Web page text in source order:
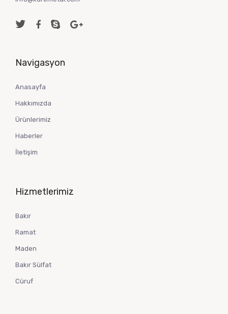
Navigasyon
Anasayfa
Hakkımızda
Ürünlerimiz
Haberler
İletişim
Hizmetlerimiz
Bakır
Ramat
Maden
Bakır Sülfat
Cüruf